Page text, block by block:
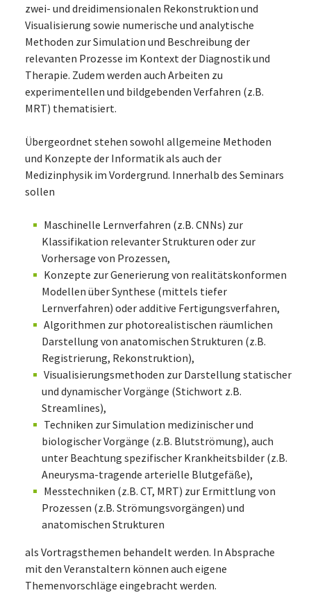
zwei- und dreidimensionalen Rekonstruktion und
Visualisierung sowie numerische und analytische
Methoden zur Simulation und Beschreibung der
relevanten Prozesse im Kontext der Diagnostik und
Therapie. Zudem werden auch Arbeiten zu
experimentellen und bildgebenden Verfahren (z.B.
MRT) thematisiert.
Übergeordnet stehen sowohl allgemeine Methoden
und Konzepte der Informatik als auch der
Medizinphysik im Vordergrund. Innerhalb des Seminars
sollen
Maschinelle Lernverfahren (z.B. CNNs) zur
Klassifikation relevanter Strukturen oder zur
Vorhersage von Prozessen,
Konzepte zur Generierung von realitätskonformen
Modellen über Synthese (mittels tiefer
Lernverfahren) oder additive Fertigungsverfahren,
Algorithmen zur photorealistischen räumlichen
Darstellung von anatomischen Strukturen (z.B.
Registrierung, Rekonstruktion),
Visualisierungsmethoden zur Darstellung statischer
und dynamischer Vorgänge (Stichwort z.B.
Streamlines),
Techniken zur Simulation medizinischer und
biologischer Vorgänge (z.B. Blutströmung), auch
unter Beachtung spezifischer Krankheitsbilder (z.B.
Aneurysma-tragende arterielle Blutgefäße),
Messtechniken (z.B. CT, MRT) zur Ermittlung von
Prozessen (z.B. Strömungsvorgängen) und
anatomischen Strukturen
als Vortragsthemen behandelt werden. In Absprache
mit den Veranstaltern können auch eigene
Themenvorschläge eingebracht werden.